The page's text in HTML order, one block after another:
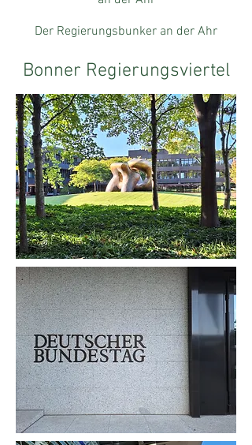
Der Regierungsbunker an der Ahr
Bonner Regierungsviertel